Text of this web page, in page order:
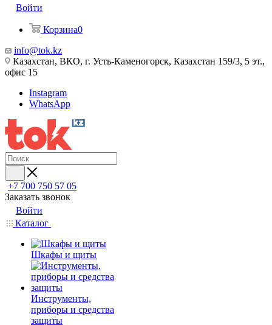
Войти
Корзина0
info@tok.kz
Казахстан, ВКО, г. Усть-Каменогорск, Казахстан 159/3, 5 эт.,
офис 15
Instagram
WhatsApp
+7 700 750 57 05
Заказать звонок
Войти
Каталог
Шкафы и щиты
Инструменты,
приборы и средства
защиты